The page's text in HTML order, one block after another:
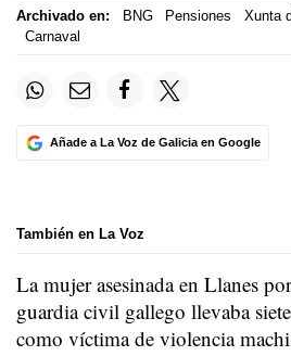
Archivado en: BNG Pensiones Xunta
Carnaval
Añade a La Voz de Galicia en Google
También en La Voz
La mujer asesinada en Llanes
guardia civil gallego llevaba
como víctima de violencia